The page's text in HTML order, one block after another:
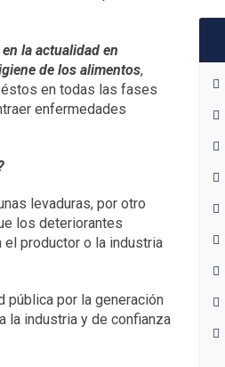
la actualidad en
de los alimentos,
en todas las fases
enfermedades
levaduras, por otro
los deteriorantes
el productor o la industria
pública por la generación
la industria y de confianza